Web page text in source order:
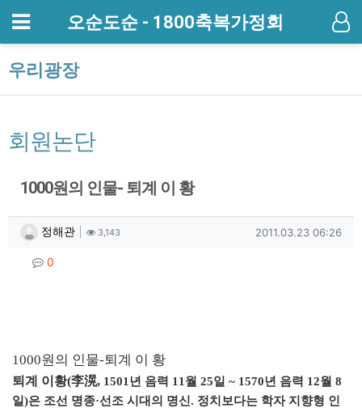
메뉴 오순도순 - 1800축복가정회
우리광장
회원논단
1000원의 인물- 퇴계 이 황
작성자 정보
정해관 작성3,143조회 작성일
2011.03.23 06:26
컨텐츠 정보
0
1000원의 인물-퇴계 이 황
퇴계 이황(李滉, 1501년 음력 11월 25일 ~ 1570년 음력 12월 8
일)은 조선 명종·선조 시대의 명신. 정치보다는 학자 지향형 인